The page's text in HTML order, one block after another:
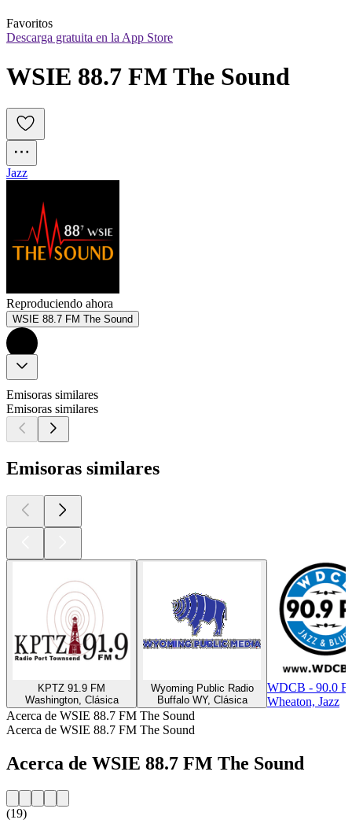
Favoritos
Descarga gratuita en la App Store
WSIE 88.7 FM The Sound
Jazz
Reproduciendo ahora
WSIE 88.7 FM The Sound
Emisoras similares
Emisoras similares
Emisoras similares
KPTZ 91.9 FM
Washington, Clásica
Wyoming Public Radio
Buffalo WY, Clásica
WDCB - 90.0
Wheaton, Jazz
Acerca de WSIE 88.7 FM The Sound
Acerca de WSIE 88.7 FM The Sound
Acerca de WSIE 88.7 FM The Sound
(19)